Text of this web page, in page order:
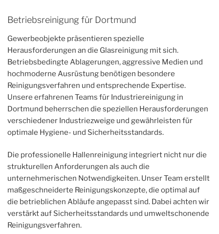
Betriebsreinigung für Dortmund
Gewerbeobjekte präsentieren spezielle
Herausforderungen an die Glasreinigung mit sich.
Betriebsbedingte Ablagerungen, aggressive Medien und
hochmoderne Ausrüstung benötigen besondere
Reinigungsverfahren und entsprechende Expertise.
Unsere erfahrenen Teams für Industriereinigung in
Dortmund beherrschen die speziellen Herausforderungen
verschiedener Industriezweige und gewährleisten für
optimale Hygiene- und Sicherheitsstandards.
Die professionelle Hallenreinigung integriert nicht nur die
strukturellen Anforderungen als auch die
unternehmerischen Notwendigkeiten. Unser Team erstellt
maßgeschneiderte Reinigungskonzepte, die optimal auf
die betrieblichen Abläufe angepasst sind. Dabei achten wir
verstärkt auf Sicherheitsstandards und umweltschonende
Reinigungsverfahren.